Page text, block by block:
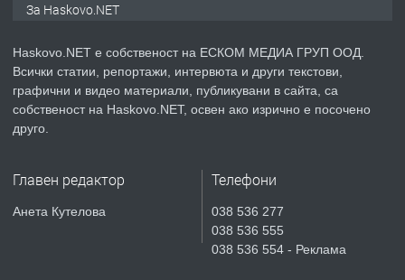
преди 3 дни
ПРЕДЛАГА
Продавам парцел в гр. Хасково кв.
СГЛОБЯВАНЕ НА МЕБЕЛИ.
За Haskovo.NET
Haskovo.NET е собственост на ЕСКОМ МЕДИА ГРУП ООД.
Всички статии, репортажи, интервюта и други текстови,
графични и видео материали, публикувани в сайта, са
собственост на Haskovo.NET, освен ако изрично е посочено
друго.
Главен редактор
Анета Кутелова
Телефони
038 536 277
038 536 555
038 536 554 - Реклама